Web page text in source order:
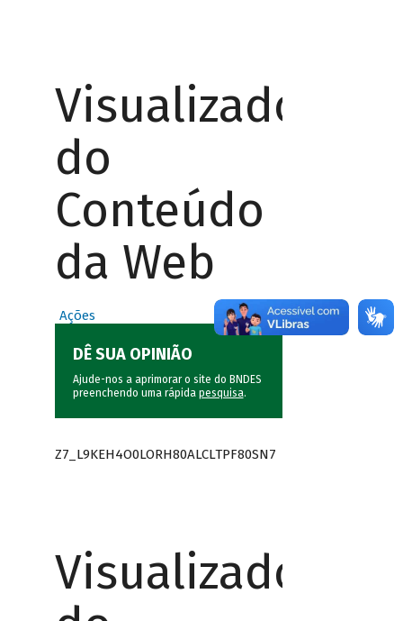
Visualizador
do
Conteúdo
da Web
Ações
DÊ SUA OPINIÃO
Ajude-nos a aprimorar o site do BNDES
preenchendo uma rápida pesquisa.
Z7_L9KEH4O0LORH80ALCLTPF80SN7
Visualizador